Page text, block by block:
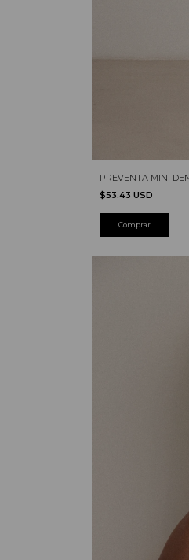
PREVENTA MINI
$53.43 USD
Comprar